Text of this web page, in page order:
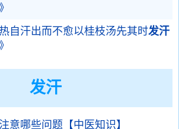
自汗出而不愈以桂枝汤先其时发汗
发汗
意哪些问题【中医知识】